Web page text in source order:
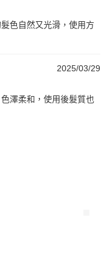
色自然又光滑，使用方
2025/03/29
澤柔和，使用後髮質也